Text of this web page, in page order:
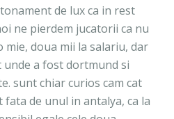
de lux ca in rest
ne pierdem jucatorii ca nu
mie, doua mii la salariu, dar
a fost dortmund si
sunt chiar curios cam cat
de unul in antalya, ca la